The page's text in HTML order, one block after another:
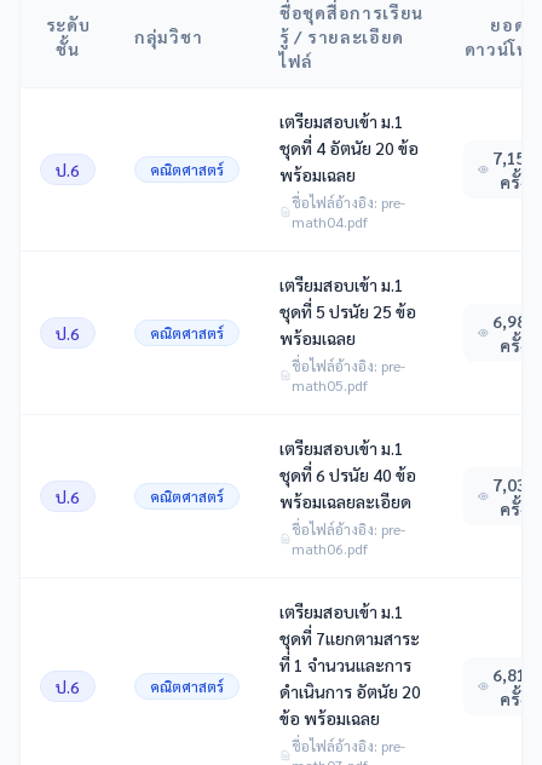
ระดับ
ชั้น
กลุ่มวิชา
ชื่อชุดสื่อการเรียน
รู้ / รายละเอียด
ไฟล์
ยอด
ดาวน์โห
ป.6 คณิตศาสตร์
เตรียมสอบเข้า ม.1
ชุดที่ 4 อัตนัย 20 ข้อ
พร้อมเฉลย
ชื่อไฟล์อ้างอิง: pre-
math04.pdf
7,159
ครั้ง
ป.6 คณิตศาสตร์
เตรียมสอบเข้า ม.1
ชุดที่ 5 ปรนัย 25 ข้อ
พร้อมเฉลย
ชื่อไฟล์อ้างอิง: pre-
math05.pdf
6,981
ครั้ง
ป.6 คณิตศาสตร์
เตรียมสอบเข้า ม.1
ชุดที่ 6 ปรนัย 40 ข้อ
พร้อมเฉลยละเอียด
ชื่อไฟล์อ้างอิง: pre-
math06.pdf
7,038
ครั้ง
ป.6 คณิตศาสตร์
เตรียมสอบเข้า ม.1
ชุดที่ 7แยกตามสาระ
ที่ 1 จำนวนและการ
ดำเนินการ อัตนัย 20
ข้อ พร้อมเฉลย
ชื่อไฟล์อ้างอิง: pre-
6,811
ครั้ง